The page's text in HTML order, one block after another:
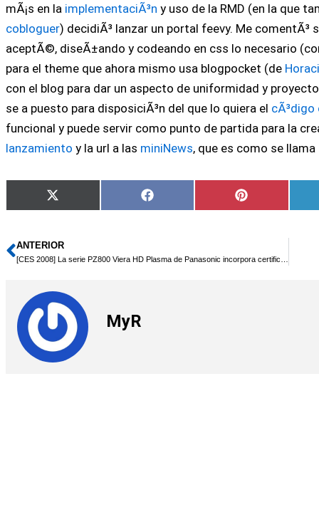
mÃ¡s en la implementaciÃ³n y uso de la RMD (en la que
cobloguer) decidiÃ³ lanzar un portal feevy. Me comentÃ³
aceptÃ©, diseÃ±ando y codeando en css lo necesario
para el theme que ahora mismo usa blogpocket (de
con el blog para dar un aspecto de uniformidad y
se a puesto para disposiciÃ³n del que lo quiera el
funcional y puede servir como punto de partida para la
lanzamiento y la url a las miniNews, que es como se
Compartir
en
X
(Twitter)
Compartir
en
Facebook
Compartir
en
Pinterest
Ant
ANTERIOR
MyR